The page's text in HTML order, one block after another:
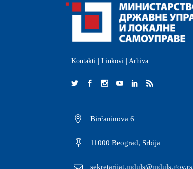
Kontakti Linkovi Arhiva
Birčaninova 6
11000 Beograd, Srbija
sekretarijat.mduls@mduls.gov.rs